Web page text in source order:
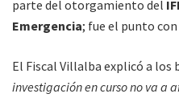
parte del otorgamiento del
Emergencia; fue el punto
El Fiscal Villalba explicó a los
investigación en curso no va a